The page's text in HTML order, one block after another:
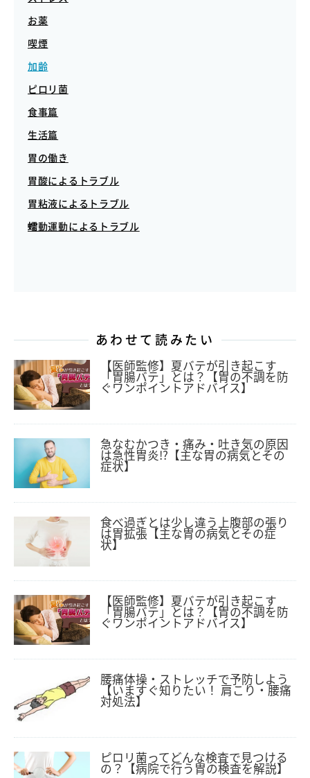
お薬
喫煙
加齢
ピロリ菌
食事篇
生活篇
胃の働き
胃酸によるトラブル
胃粘液によるトラブル
蠕動運動によるトラブル
あわせて読みたい
【医師監修】夏バテが引き起こす
「胃腸バテ」とは？【胃の不調を防
ぐワンポイントアドバイス】
急なむかつき・痛み・吐き気の原因
は急性胃炎!?【主な胃の病気とその
症状】
食べ過ぎとは少し違う上腹部の張り
は胃拡張【主な胃の病気とその症
状】
【医師監修】夏バテが引き起こす
「胃腸バテ」とは？【胃の不調を防
ぐワンポイントアドバイス】
腰痛体操・ストレッチで予防しよう
【いますぐ知りたい！ 肩こり・腰痛
対処法】
ピロリ菌ってどんな検査で見つける
の？【病院で行う胃の検査を解説】